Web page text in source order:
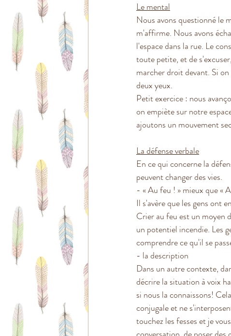
Le mental
Nous avons questionné le
m'affirme. Nous avons
l'espace dans la rue. Le
toute petite, et de
marcher droit devant. Si
deux yeux.
Petit exercice : nous
on empiète sur notre
ajoutons un mouvement
La défense verbale
En ce qui concerne la
peuvent changer des vies.
- « Au feu ! » mieux que «
Il s'avère que les gens ont
Crier au feu est un moyen
un potentiel incendie. Les
comprendre ce qu'il se
- la description
Dans un autre contexte,
décrire la situation à voix
si nous la connaissons!
conjugale et ne
touchez les fesses et je